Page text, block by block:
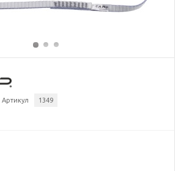
Артикул 1349